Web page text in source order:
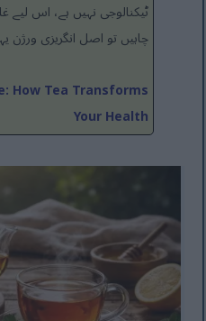
ٹیکنالوجی نہیں ہے، اس لیے
چاہیں تو اصل انگریزی ورژن
How Tea Transforms
Your Health